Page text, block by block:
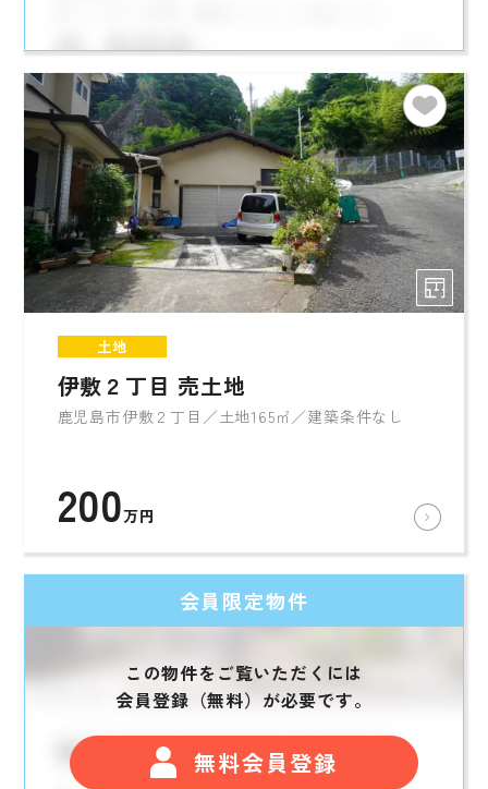
土地
伊敷２丁目 売土地
鹿児島市伊敷２丁目／土地165㎡／建築条件なし
200万円
会員限定物件
この物件をご覧いただくには
会員登録（無料）が必要です。
無料会員登録